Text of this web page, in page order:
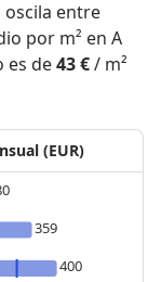
oscila entre
por m² en A
es de43 €/ m²
(EUR)
359
400